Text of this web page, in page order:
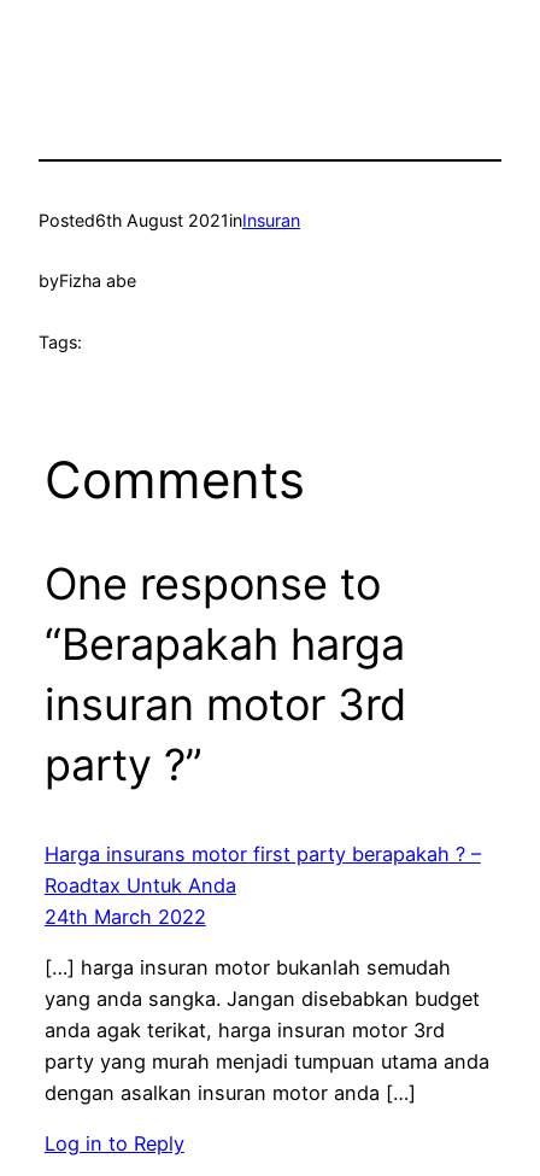
Posted6th August 2021inInsuran
byFizha abe
Tags:
Comments
One response to
“Berapakah harga
insuran motor 3rd
party ?”
Harga insurans motor first party berapakah ? –
Roadtax Untuk Anda
24th March 2022
[…] harga insuran motor bukanlah semudah
yang anda sangka. Jangan disebabkan budget
anda agak terikat, harga insuran motor 3rd
party yang murah menjadi tumpuan utama anda
dengan asalkan insuran motor anda […]
Log in to Reply